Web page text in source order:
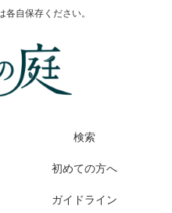
自保存ください。
検索
初めての方へ
ガイドライン